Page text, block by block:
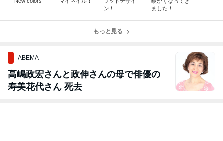
ン！
ました！
もっと見る
ABEMA
高嶋政宏さんと政伸さんの母で俳優の
寿美花代さん 死去